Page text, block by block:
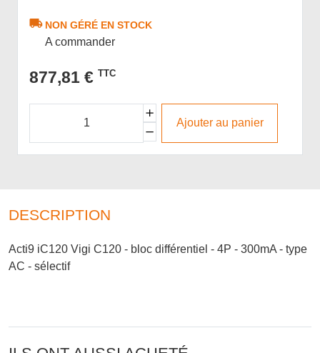
NON GÉRÉ EN STOCK
A commander
877,81 € TTC
Ajouter au panier
DESCRIPTION
Acti9 iC120 Vigi C120 - bloc différentiel - 4P - 300mA - type
AC - sélectif